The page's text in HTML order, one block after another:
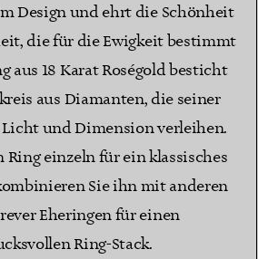
Design und ehrt die Schönheit
die für die Ewigkeit bestimmt
aus 18 Karat Roségold besticht
aus Diamanten, die seiner
und Dimension verleihen.
Ring einzeln für ein klassisches
Sie ihn mit anderen
Eheringen für einen
Ring-Stack.